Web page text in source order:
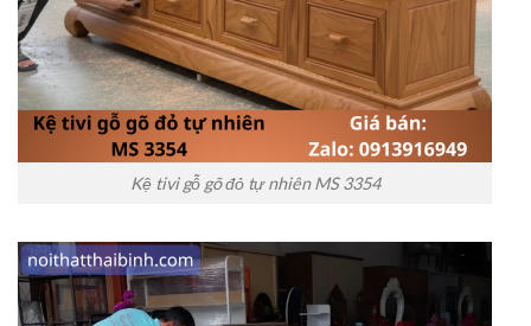
Kệ tivi gỗ gõ đỏ tự nhiên MS 3354